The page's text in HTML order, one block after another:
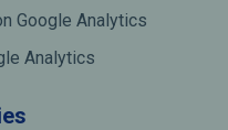
Google Analytics
Analytics